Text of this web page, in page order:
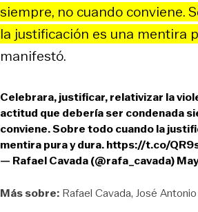
siempre, no cuando conviene.
la justificación es una mentira
manifestó.
Celebrara, justificar, relativizar la
actitud que debería ser condenada
conviene. Sobre todo cuando la
mentira pura y dura.https://t.co/
— Rafael Cavada (@rafa_cavada)
Más sobre: Rafael Cavada José